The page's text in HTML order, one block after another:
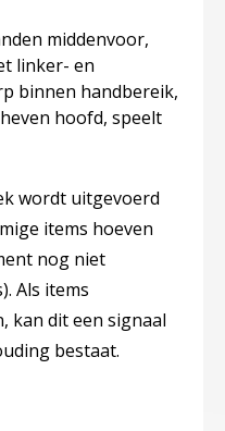
middenvoor,
linker- en
binnen handbereik,
hoofd, speelt
wordt uitgevoerd
items hoeven
nog niet
Als items
kan dit een signaal
bestaat.